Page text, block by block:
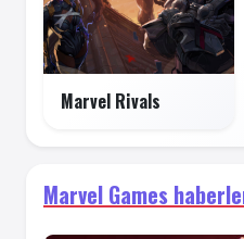
Marvel Rivals
Marvel Games